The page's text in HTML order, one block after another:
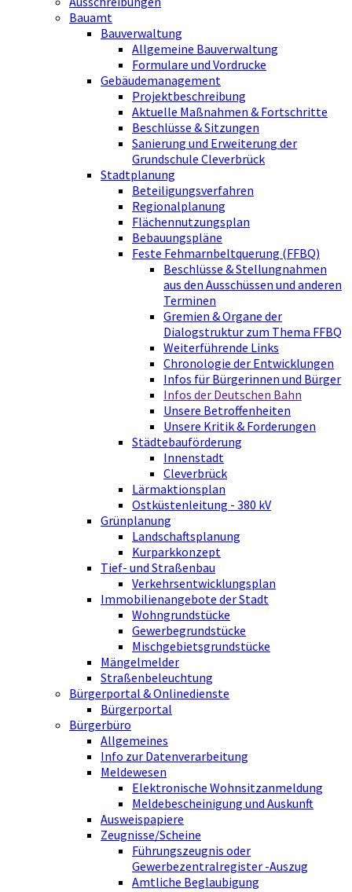
Bauamt
Bauverwaltung
Allgemeine Bauverwaltung
Formulare und Vordrucke
Gebäudemanagement
Projektbeschreibung
Aktuelle Maßnahmen & Fortschritte
Beschlüsse & Sitzungen
Sanierung und Erweiterung der
Grundschule Cleverbrück
Stadtplanung
Beteiligungsverfahren
Regionalplanung
Flächennutzungsplan
Bebauungspläne
Feste Fehmarnbeltquerung (FFBQ)
Beschlüsse & Stellungnahmen
aus den Ausschüssen und anderen
Terminen
Gremien & Organe der
Dialogstruktur zum Thema FFBQ
Weiterführende Links
Chronologie der Entwicklungen
Infos für Bürgerinnen und Bürger
Infos der Deutschen Bahn
Unsere Betroffenheiten
Unsere Kritik & Forderungen
Städtebauförderung
Innenstadt
Cleverbrück
Lärmaktionsplan
Ostküstenleitung - 380 kV
Grünplanung
Landschaftsplanung
Kurparkkonzept
Tief- und Straßenbau
Verkehrsentwicklungsplan
Immobilienangebote der Stadt
Wohngrundstücke
Gewerbegrundstücke
Mischgebietsgrundstücke
Mängelmelder
Straßenbeleuchtung
Bürgerportal & Onlinedienste
Bürgerportal
Bürgerbüro
Allgemeines
Info zur Datenverarbeitung
Meldewesen
Elektronische Wohnsitzanmeldung
Meldebescheinigung und Auskunft
Ausweispapiere
Zeugnisse/Scheine
Führungszeugnis oder
Gewerbezentralregister -Auszug
Amtliche Beglaubigung